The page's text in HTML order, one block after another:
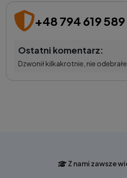
+48 794 619 589
Ostatni komentarz:
Dzwonił kilkakrotnie, nie
Z nami zawsze